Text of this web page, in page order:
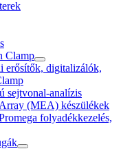
Clamp
erősítők, digitalizálók,
sejtvonal-analízis
(MEA) készülékek
folyadékkezelés,